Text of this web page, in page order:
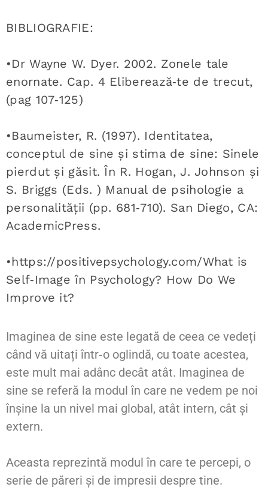
BIBLIOGRAFIE:
•Dr Wayne W. Dyer. 2002. Zonele tale
enornate. Cap. 4 Eliberează‑te de trecut,
(pag 107‑125)
•Baumeister, R. (1997). Identitatea,
conceptul de sine și stima de sine: Sinele
pierdut și găsit. În R. Hogan, J. Johnson și
S. Briggs (Eds. ) Manual de psihologie a
personalității (pp. 681‑710). San Diego, CA:
AcademicPress.
•https://positivepsychology.com/What is
Self‑Image în Psychology? How Do We
Improve it?
Imaginea de sine este legată de ceea ce vedeți
când vă uitați într‑o oglindă, cu toate acestea,
este mult mai adânc decât atât. Imaginea de
sine se referă la modul în care ne vedem pe noi
înșine la un nivel mai global, atât intern, cât și
extern.
Aceasta reprezintă modul în care te percepi, o
serie de păreri și de impresii despre tine.